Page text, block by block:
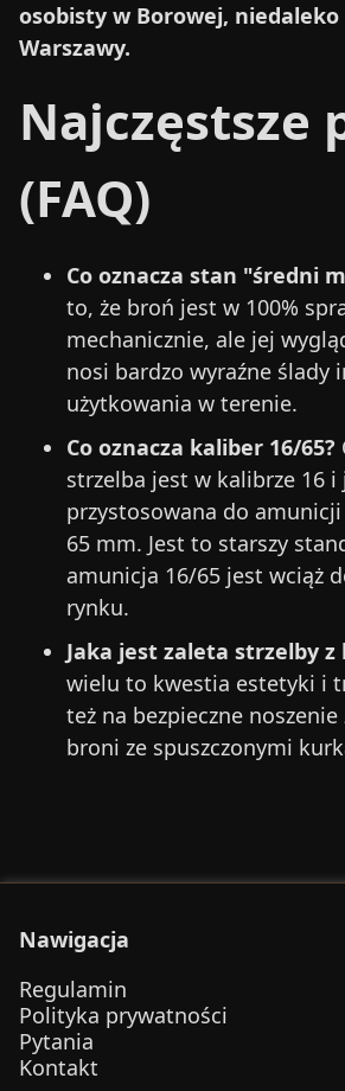
osobisty w Borowej,
Warszawy.
Najczęstsze
(FAQ)
Co oznacza stan "średni
to, że broń jest w 100%
mechanicznie, ale jej
nosi bardzo wyraźne ślady
użytkowania w terenie.
Co oznacza kaliber 16/65?
strzelba jest w kalibrze 16 i
przystosowana do amunicji
65 mm. Jest to starszy
amunicja 16/65 jest wciąż
rynku.
Jaka jest zaleta strzelby
wielu to kwestia estetyki i
też na bezpieczne noszenie
broni ze spuszczonymi
Nawigacja
Regulamin
Polityka prywatności
Pytania
Kontakt